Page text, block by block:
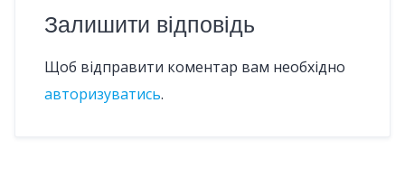
Залишити відповідь
Щоб відправити коментар вам необхідно
авторизуватись.